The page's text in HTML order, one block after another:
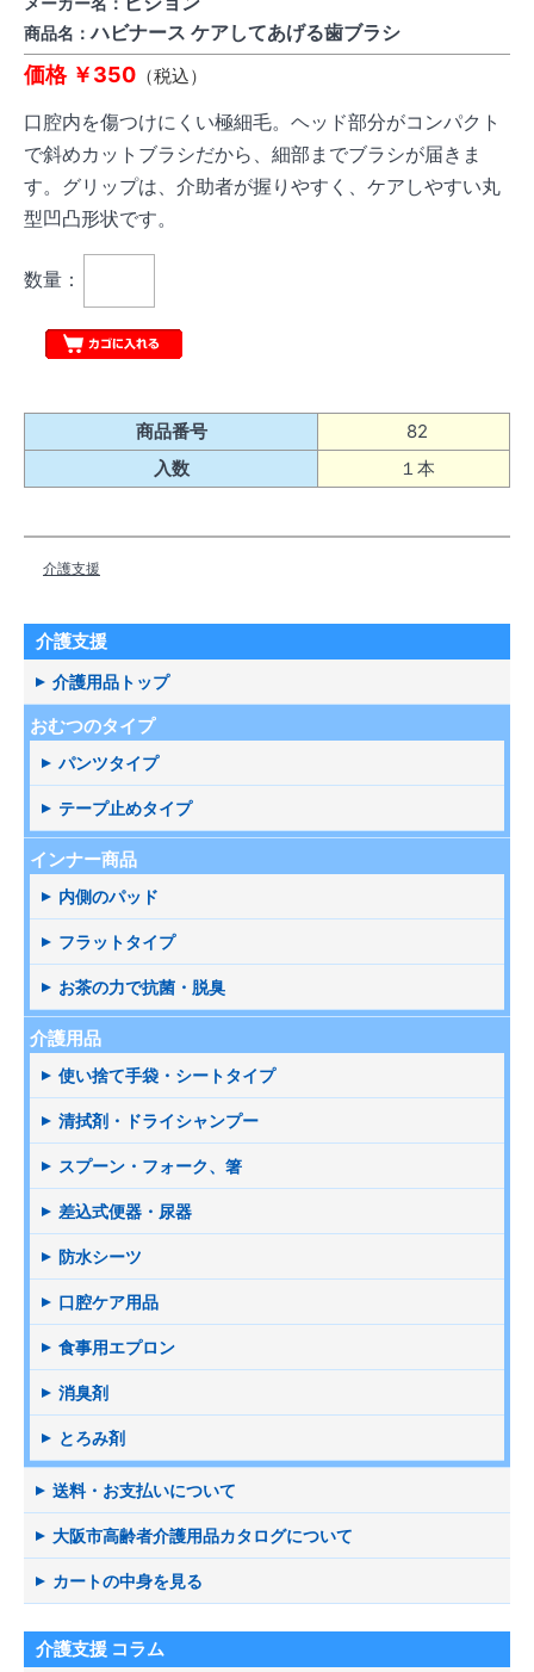
商品名：ハビナース ケアしてあげる歯ブラシ
価格 ￥350 （税込）
口腔内を傷つけにくい極細毛。ヘッド部分がコンパクト
で斜めカットブラシだから、細部までブラシが届きま
す。グリップは、介助者が握りやすく、ケアしやすい丸
型凹凸形状です。
数量：
商品番号
82
入数
１本
介護支援
介護支援
介護用品トップ
おむつのタイプ
パンツタイプ
テープ止めタイプ
インナー商品
内側のパッド
フラットタイプ
お茶の力で抗菌・脱臭
介護用品
使い捨て手袋・シートタイプ
清拭剤・ドライシャンプー
スプーン・フォーク、箸
差込式便器・尿器
防水シーツ
口腔ケア用品
食事用エプロン
消臭剤
とろみ剤
送料・お支払いについて
大阪市高齢者介護用品カタログについて
カートの中身を見る
介護支援 コラム